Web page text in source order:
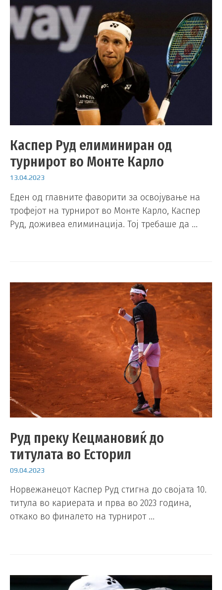
Каспер Руд елиминиран од
турнирот во Монте Карло
13.04.2023
Еден од главните фаворити за освојување на
трофејот на турнирот во Монте Карло, Каспер
Руд, доживеа елиминација. Тој требаше да …
Руд преку Кецмановиќ до
титулата во Есторил
09.04.2023
Норвежанецот Каспер Руд стигна до својата 10.
титула во кариерата и прва во 2023 година,
откако во финалето на турнирот …